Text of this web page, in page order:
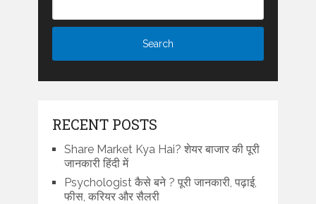
RECENT POSTS
Share Market Kya Hai? शेयर बाजार की पूरी
जानकारी हिंदी में
Psychologist कैसे बने ? पूरी जानकारी, पढ़ाई,
फीस, करियर और सैलरी